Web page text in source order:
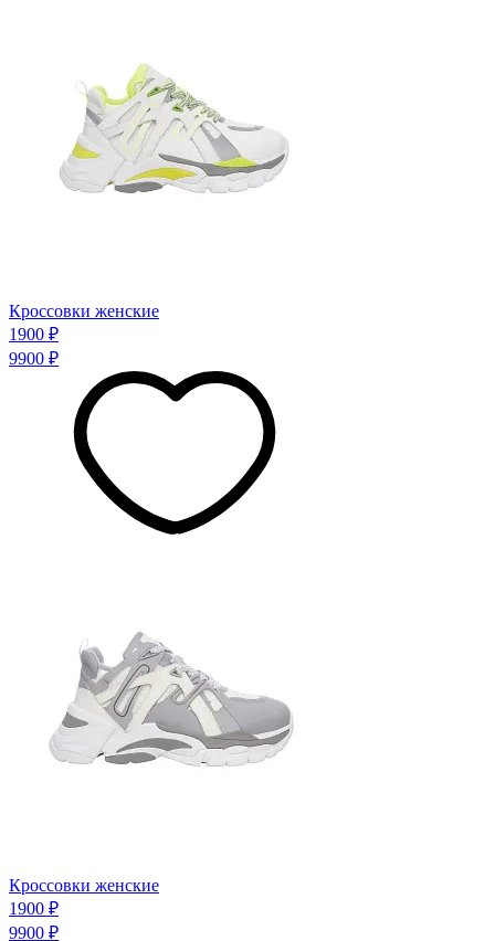
Кроссовки женские
1900 ₽
9900 ₽
Кроссовки женские
1900 ₽
9900 ₽